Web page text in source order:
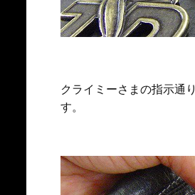
クライミーさまの指示通
す。